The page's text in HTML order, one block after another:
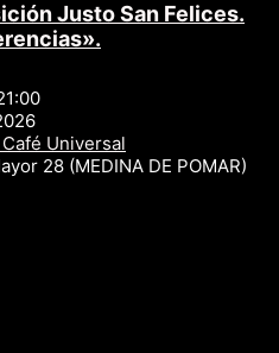
Justo San Felices.
Universal
28 (MEDINA DE POMAR)